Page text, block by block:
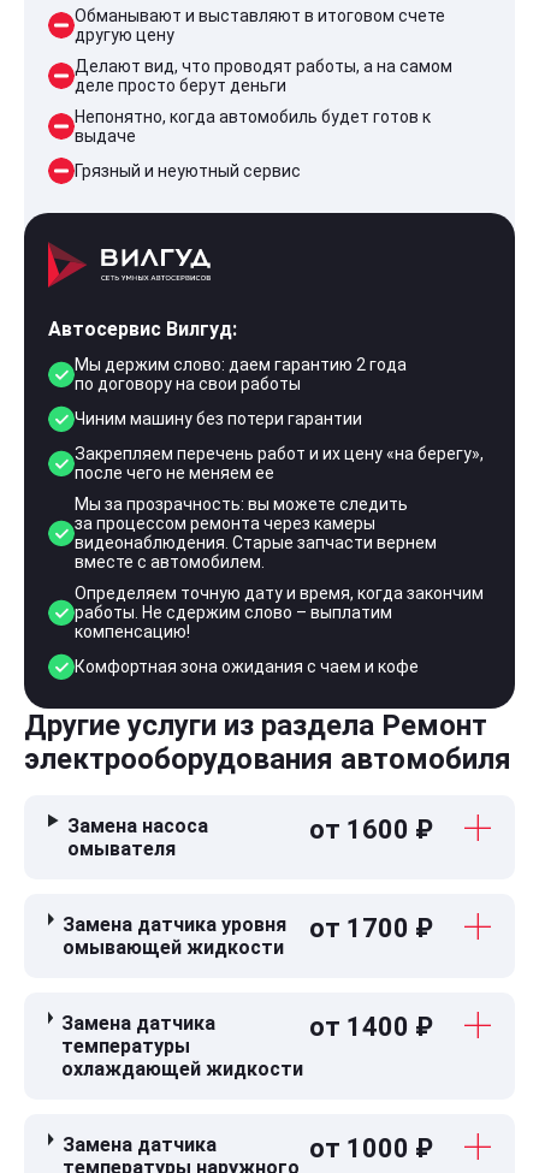
Обманывают и выставляют в итоговом счете
другую цену
Делают вид, что проводят работы, а на самом
деле просто берут деньги
Непонятно, когда автомобиль будет готов к
выдаче
Грязный и неуютный сервис
Автосервис Вилгуд:
Мы держим слово: даем гарантию 2 года
по договору на свои работы
Чиним машину без потери гарантии
Закрепляем перечень работ и их цену «на берегу»,
после чего не меняем ее
Мы за прозрачность: вы можете следить
за процессом ремонта через камеры
видеонаблюдения. Старые запчасти вернем
вместе с автомобилем.
Определяем точную дату и время, когда закончим
работы. Не сдержим слово – выплатим
компенсацию!
Комфортная зона ожидания с чаем и кофе
Другие услуги из раздела Ремонт
электрооборудования автомобиля
Замена насоса
омывателя
от 1600 ₽
Замена датчика уровня
омывающей жидкости
от 1700 ₽
Замена датчика
температуры
охлаждающей жидкости
от 1400 ₽
Замена датчика
температуры наружного
от 1000 ₽